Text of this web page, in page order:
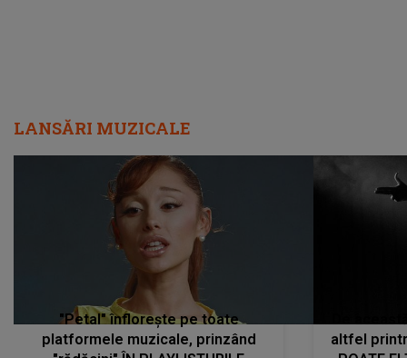
LANSĂRI MUZICALE
"Petal" înflorește pe toate
platformele muzicale, prinzând
altfel